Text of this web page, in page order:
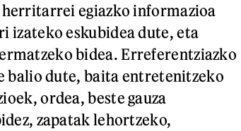
egiazko informazioa
izateko eskubidea dute, eta
bidea. Erreferentziazko
balio dute, baita entretenitzeko
ordea, beste gauza
zapatak lehortzeko,